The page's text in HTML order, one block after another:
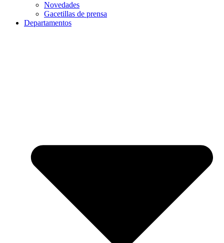
Novedades
Gacetillas de prensa
Departamentos